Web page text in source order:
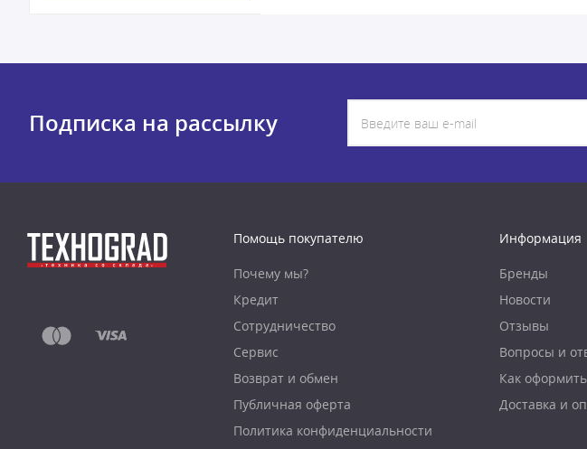
Подписка на рассылку
Помощь покупателю
Почему мы?
Кредит
Сотрудничество
Сервис
Возврат и обмен
Публичная оферта
Политика конфиденциальности
Информация
Бренды
Новости
Отзывы
Вопросы и
Как оформить
Доставка и